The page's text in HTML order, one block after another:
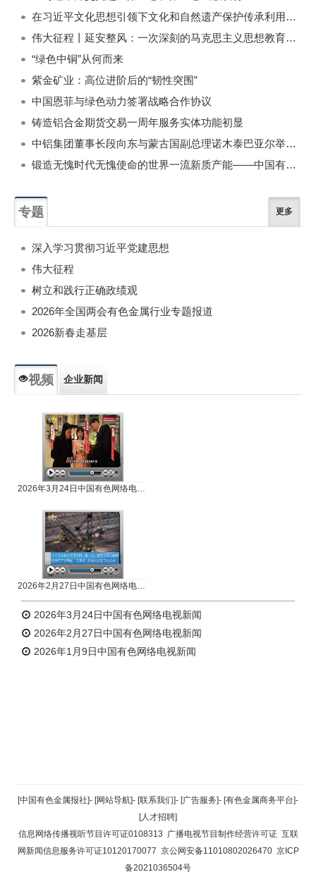
在习近平文化思想引领下文化和自然遗产保护传承利用工作开创新局面
伟大征程丨延安整风：一次深刻的马克思主义思想教育运动
“绿色中铜”从何而来
紫金矿业：高位进阶后的“韧性突围”
中国恩菲与绿色动力签署战略合作协议
铸造铝合金期货交易一周年服务实体功能初显
中铝集团董事长段向东与蒙古国副总理诺木泰巴亚尔举行会谈
锻造无愧时代无愧使命的世界一流新质产能——中国有色金属工业的战略应对与破局之道（二）
专题 更多
深入学习贯彻习近平党建思想
伟大征程
树立和践行正确政绩观
2026年全国两会有色金属行业专题报道
2026新春走基层
视频 企业新闻
2026年3月24日中国有色网络电视新闻
2026年2月27日中国有色网络电视新闻
2026年3月24日中国有色网络电视新闻
2026年2月27日中国有色网络电视新闻
2026年1月9日中国有色网络电视新闻
返回顶部
返回首页
[中国有色金属报社]- [网站导航]- [联系我们]- [广告服务]- [有色金属商务平台]-
[人才招聘]
信息网络传播视听节目许可证0108313 广播电视节目制作经营许可证 互联
网新闻信息服务许可证10120170077 京公网安备11010802026470 京ICP
备2021036504号